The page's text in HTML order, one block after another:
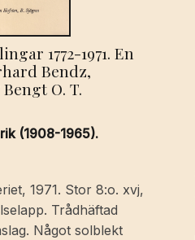
1772-1971. En
Bendz,
O. T.
(1908-1965).
1971. Stor 8:o. xvj,
Trådhäftad
Något solblekt